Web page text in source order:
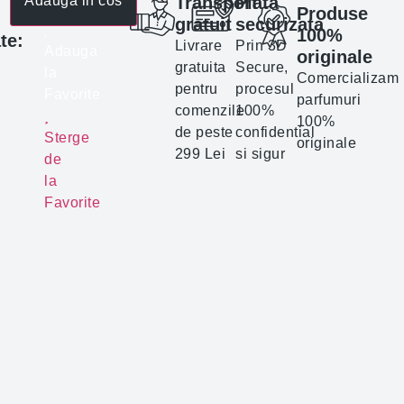
Sterge
de
la
Favorite
gratuit
Livrare
gratuita
pentru
comenzile
de peste
299 Lei
securizata
Prin 3D
Secure,
procesul
100%
confidential
si sigur
Produse
100%
originale
Comercializam
parfumuri
100%
originale